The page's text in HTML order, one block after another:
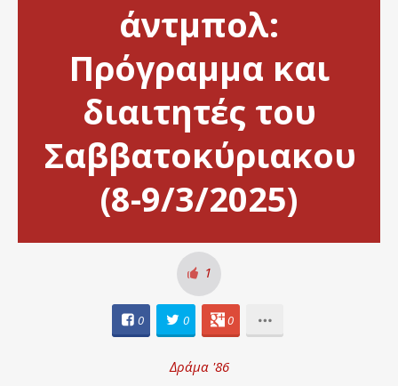
άντμπολ:
Πρόγραμμα και
διαιτητές του
Σαββατοκύριακου
(8-9/3/2025)
1
0 0 0
Δράμα '86